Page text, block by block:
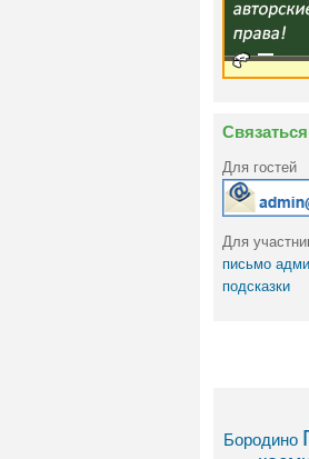
Для гостей
Для
письмо
подсказки
Бородино